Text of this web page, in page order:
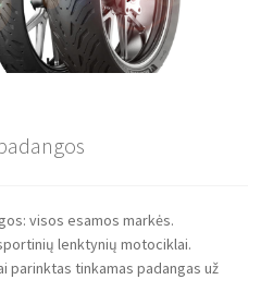
visos esamos markės.
lenktynių motociklai.
parinktas tinkamas padangas už